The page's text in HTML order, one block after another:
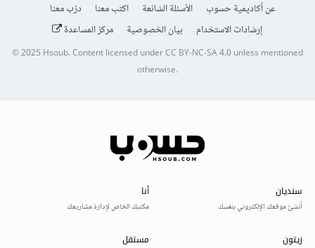
عن أكاديمية حسوب الأسئلة الشائعة اكتب معنا
درّب معنا
إرشادات الاستخدام
بيان الخصوصية مركز المساعدة
© 2025Hsoub.Content licensed underCC BY-NC-SA 4.0unless mentioned
otherwise.